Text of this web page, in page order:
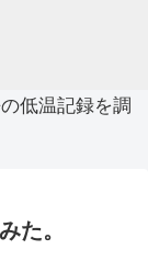
低温記録を調
た。